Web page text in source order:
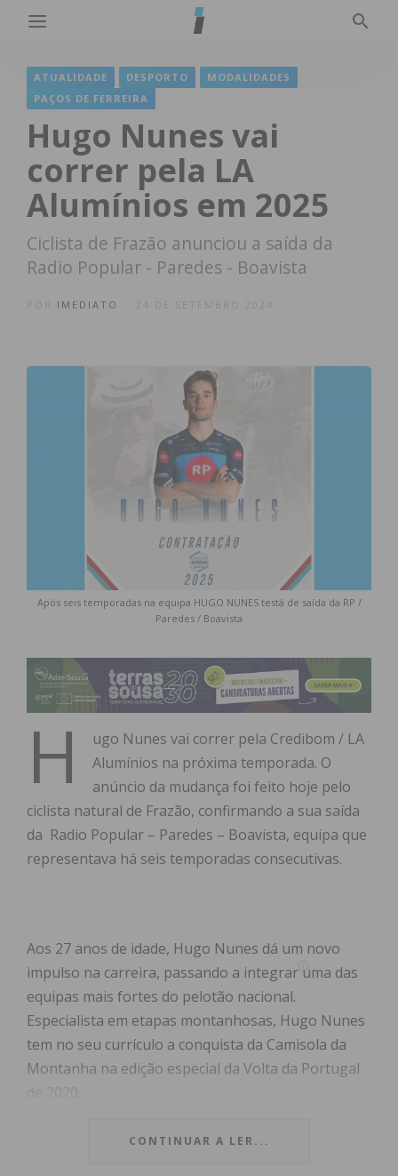
ATUALIDADE DESPORTO
MODALIDADES
PAÇOS DE FERREIRA
Hugo Nunes vai
correr pela LA
Alumínios em 2025
Ciclista de Frazão anunciou a saída da
Radio Popular - Paredes - Boavista
IMEDIATO 24 DE SETEMBRO 2024
Após seis temporadas na equipa HUGO NUNES testá de saída da RP /
Paredes / Boavista
H
ugo Nunes vai correr pela Credibom / LA
Alumínios na próxima temporada. O
anúncio da mudança foi feito hoje pelo
ciclista natural de Frazão, confirmando a sua saída
da Radio Popular – Paredes – Boavista, equipa que
representava há seis temporadas consecutivas.
Aos 27 anos de idade, Hugo Nunes dá um novo
impulso na carreira, passando a integrar uma das
equipas mais fortes do pelotão nacional.
Especialista em etapas montanhosas, Hugo Nunes
tem no seu currículo a conquista da Camisola da
Montanha na edição especial da Volta da Portugal
Na última temporada o melhor resultado individual
CONTINUAR A LER...